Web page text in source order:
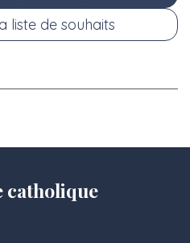
liste de souhaits